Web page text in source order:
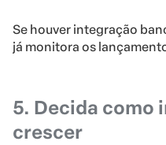
Se houver integração
já monitora os
5. Decida como
crescer